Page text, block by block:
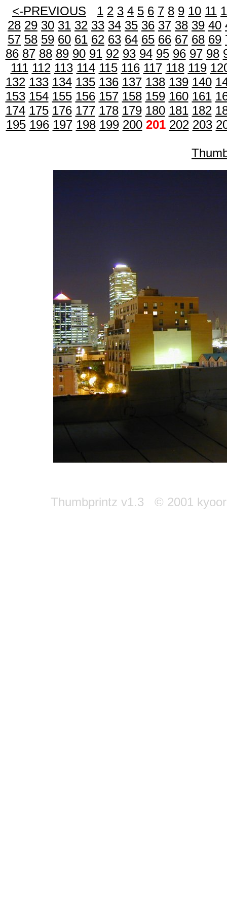
<-PREVIOUS 1 2 3 4 5 6 7 8 9 10 11
28 29 30 31 32 33 34 35 36 37 38 39 40
57 58 59 60 61 62 63 64 65 66 67 68 69
86 87 88 89 90 91 92 93 94 95 96 97 98
111 112 113 114 115 116 117 118 119
132 133 134 135 136 137 138 139 140
153 154 155 156 157 158 159 160 161
174 175 176 177 178 179 180 181 182
195 196 197 198 199 200 201 202 203
Thumbprintz v1.3 © 2001